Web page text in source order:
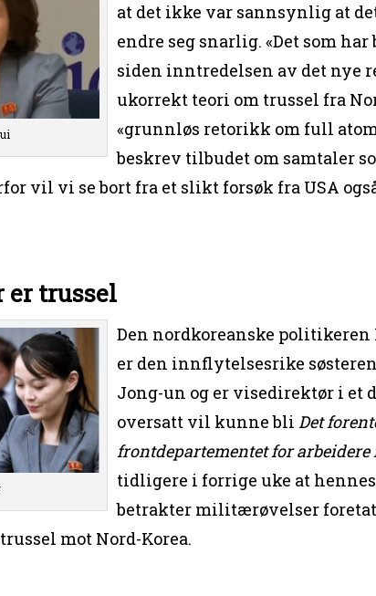
at det ikke var sannsynlig at
endre seg snarlig. «Det som
siden inntredelsen av det nye
ukorrekt teori om trussel fra
«grunnløs retorikk om full
beskrev tilbudet om samtaler
vil vi se bort fra et slikt forsøk fra USA
trussel
Den nordkoreanske politikeren
er den innflytelsesrike
Jong-un og er visedirektør i et
oversatt vil kunne bliDet
frontdepartementet for arbeidere
tidligere i forrige uke at
betrakter militærøvelser foretatt
mot Nord-Korea.